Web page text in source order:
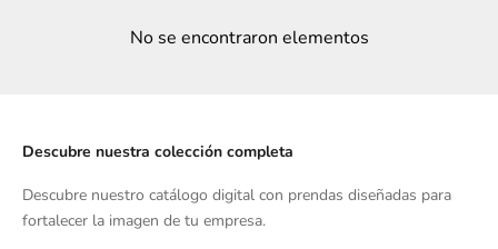
No se encontraron elementos
Descubre nuestra colección completa
Descubre nuestro catálogo digital con prendas diseñadas para
fortalecer la imagen de tu empresa.